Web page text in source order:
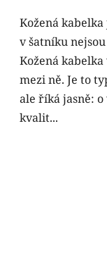
Kožená
v šatníku
Kožená
mezi ně. Je to
ale říká jasně: o
kvalit...